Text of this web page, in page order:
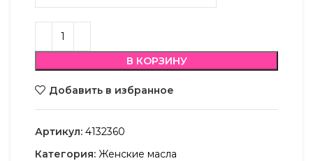
В КОРЗИНУ
Добавить в избранное
Артикул: 4132360
Категория: Женские масла